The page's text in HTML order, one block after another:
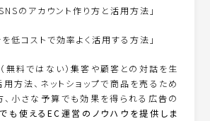
のアカウント作り方と活用方法」
低コストで効率よく活用する方法」
無料ではない）集客や顧客との対話を生
方法、ネットショップで商品を売るため
小さな予算でも効果を得られる広告の
も使えるEC運営のノウハウを提供しま